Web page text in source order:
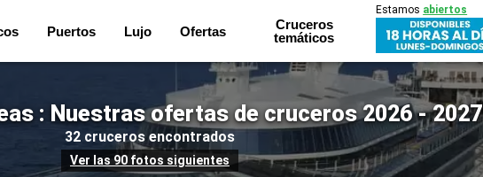
Puertos Lujo Ofertas
Cruceros
temáticos
Estamos abiertos
: Nuestras ofertas de cruceros 2026 - 2027
32 cruceros encontrados
Ver las 90 fotos siguientes